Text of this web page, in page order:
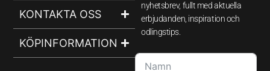
KONTAKTA OSS
KÖPINFORMATION
nyhetsbrev, fullt med aktuella
erbjudanden, inspiration och
odlingstips.